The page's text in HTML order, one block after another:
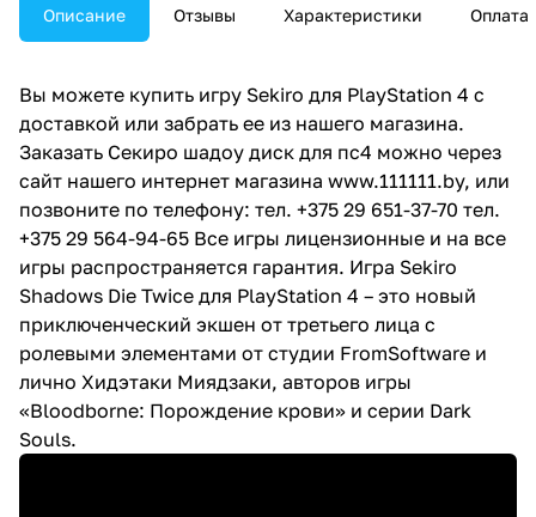
Описание Отзывы Характеристики Оплата
Вы можете купить игру Sekiro для PlayStation 4 c
доставкой или забрать ее из нашего магазина.
Заказать Секиро шадоу диск для пс4 можно через
сайт нашего интернет магазина www.111111.by, или
позвоните по телефону: тел. +375 29 651-37-70 тел.
+375 29 564-94-65 Все игры лицензионные и на все
игры распространяется гарантия. Игра Sekiro
Shadows Die Twice для PlayStation 4 – это новый
приключенческий экшен от третьего лица с
ролевыми элементами от студии FromSoftware и
лично Хидэтаки Миядзаки, авторов игры
«Bloodborne: Порождение крови» и серии Dark
Souls.